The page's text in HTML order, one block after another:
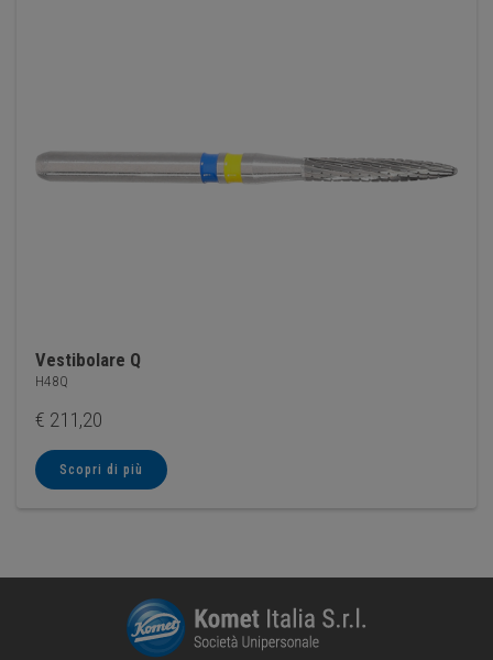
Vestibolare Q
H48Q
€ 211,20
Scopri di più